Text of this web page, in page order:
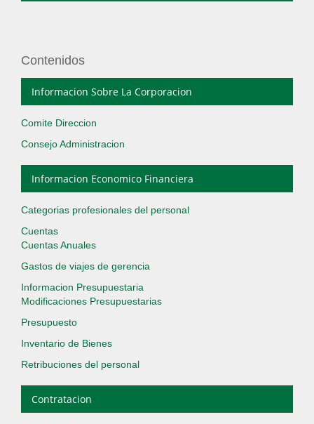
Contenidos
Informacion Sobre La Corporacion
Comite Direccion
Consejo Administracion
Informacion Economico Financiera
Categorias profesionales del personal
Cuentas
Cuentas Anuales
Gastos de viajes de gerencia
Informacion Presupuestaria
Modificaciones Presupuestarias
Presupuesto
Inventario de Bienes
Retribuciones del personal
Contratacion